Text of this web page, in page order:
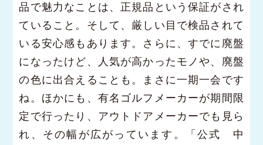
品で魅力なことは、正規品という保証がされ
ていること。そして、厳しい目で検品されて
いる安心感もあります。さらに、すでに廃盤
になったけど、人気が高かったモノや、廃盤
の色に出合えることも。まさに一期一会です
ね。ほかにも、有名ゴルフメーカーが期間限
定で行ったり、アウトドアメーカーでも見ら
れ、その幅が広がっています。「公式 中